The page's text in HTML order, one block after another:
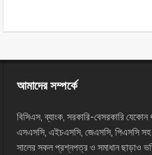
আমাদের সম্পর্কে
বিসিএস, ব্যাংক, সরকারি-বেসরকারি যেকোন
এসএসসি, এইচএসসি, জেএসসি, পিএসসি সহ
সালের সকল প্রশ্নপত্র ও সমাধান ছাড়াও